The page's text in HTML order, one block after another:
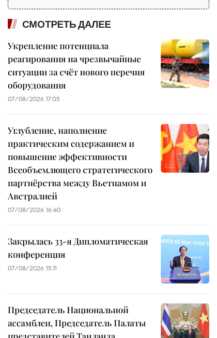
СМОТРЕТЬ ДАЛЕЕ
Укрепление потенциала
реагирования на чрезвычайные
ситуации за счёт нового перечня
оборудования
07/08/2026 17:05
Углубление, наполнение
практическим содержанием и
повышение эффективности
Всеобъемлющего стратегического
партнёрства между Вьетнамом и
Австралией
07/08/2026 16:40
Закрылась 33-я Дипломатическая
конференция
07/08/2026 15:11
Председатель Национальной
ассамблеи, Председатель Палаты